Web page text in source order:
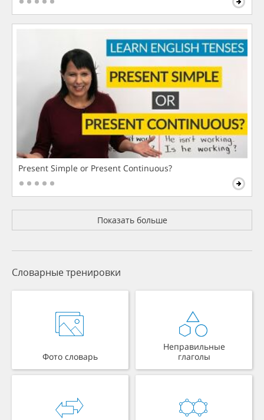
Present Simple or Present Continuous?
Показать больше
Словарные тренировки
Фото словарь
Неправильные
глаголы